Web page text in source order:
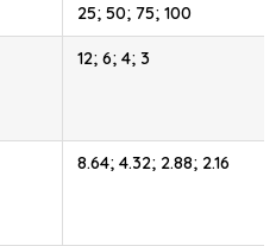
25; 50; 75; 100
12; 6; 4; 3
8.64; 4.32; 2.88; 2.16